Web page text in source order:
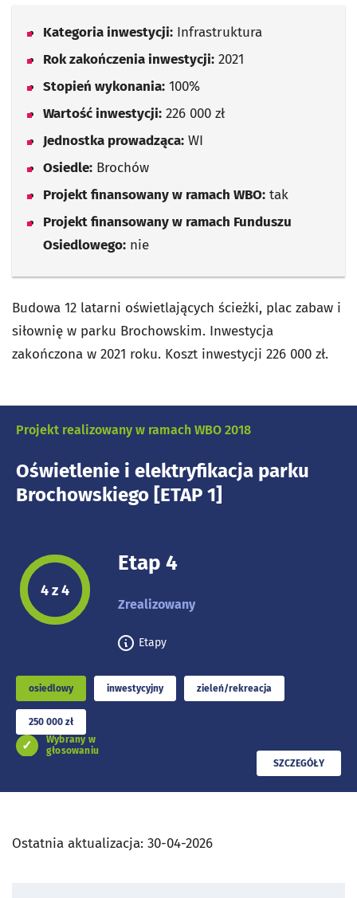
Kategoria inwestycji: Infrastruktura
Rok zakończenia inwestycji: 2021
Stopień wykonania: 100%
Wartość inwestycji: 226 000 zł
Jednostka prowadząca: WI
Osiedle: Brochów
Projekt finansowany w ramach WBO: tak
Projekt finansowany w ramach Funduszu
Osiedlowego: nie
Budowa 12 latarni oświetlających ścieżki, plac zabaw i
siłownię w parku Brochowskim. Inwestycja
zakończona w 2021 roku. Koszt inwestycji 226 000 zł.
Projekt realizowany w ramach WBO 2018
Oświetlenie i elektryfikacja parku
Brochowskiego [ETAP 1]
Etap projektu:
4 z 4
Etap 4
Zrealizowany
Etapy
Wybrany w
głosowaniu
osiedlowy inwestycyjny zieleń/rekreacja
250 000 zł
PRZECZYTAJ
SZCZEGÓŁY
Ostatnia aktualizacja: 30-04-2026